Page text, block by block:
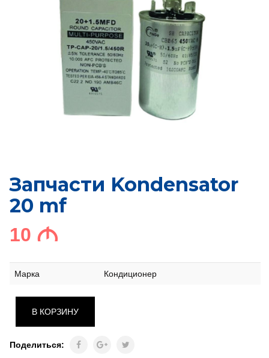
Запчасти Kondensator
20 mf
10 M
Марка Кондиционер
В КОРЗИНУ
Поделиться: